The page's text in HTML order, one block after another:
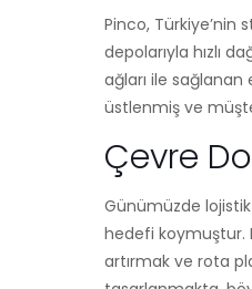
Pinco, Türkiye’nin
depolarıyla hızlı
ağları ile
üstlenmiş ve
Çevre
Günümüzde
hedefi koymuştur.
artırmak ve rota